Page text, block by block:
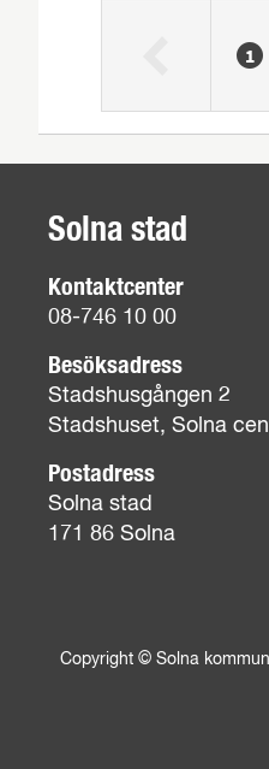
Solna stad
Kontaktcenter
08-746 10 00
Besöksadress
Stadshusgången 2
Stadshuset, Solna
Postadress
Solna stad
171 86 Solna
Copyright © Solna kommun